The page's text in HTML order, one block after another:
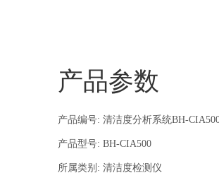
产品参数
产品编号: 清洁度分析系统BH-
产品型号: BH-CIA500
所属类别: 清洁度检测仪